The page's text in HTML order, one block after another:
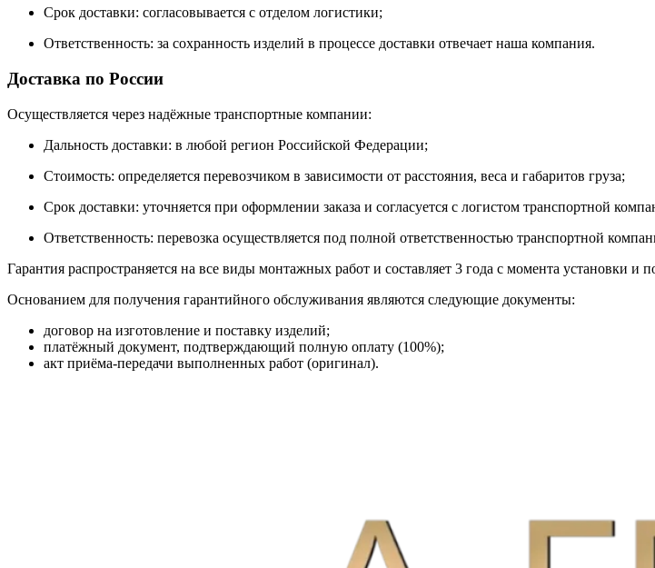
Срок доставки: согласовывается с отделом логистики;
Ответственность: за сохранность изделий в процессе доставки отвечает наша компания.
Доставка по России
Осуществляется через надёжные транспортные компании:
Дальность доставки: в любой регион Российской Федерации;
Стоимость: определяется перевозчиком в зависимости от расстояния, веса и габаритов груза;
Срок доставки: уточняется при оформлении заказа и согласуется с логистом транспортной
Ответственность: перевозка осуществляется под полной ответственностью транспортной
Гарантия распространяется на все виды монтажных работ и составляет 3 года с момента установки
Основанием для получения гарантийного обслуживания являются следующие документы:
договор на изготовление и поставку изделий;
платёжный документ, подтверждающий полную оплату (100%);
акт приёма-передачи выполненных работ (оригинал).